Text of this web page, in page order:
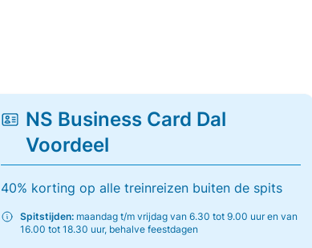
NS Business Card Dal
Voordeel
40% korting op alle treinreizen buiten de spits
Spitstijden: maandag t/m vrijdag van 6.30 tot 9.00 uur en van
16.00 tot 18.30 uur, behalve feestdagen